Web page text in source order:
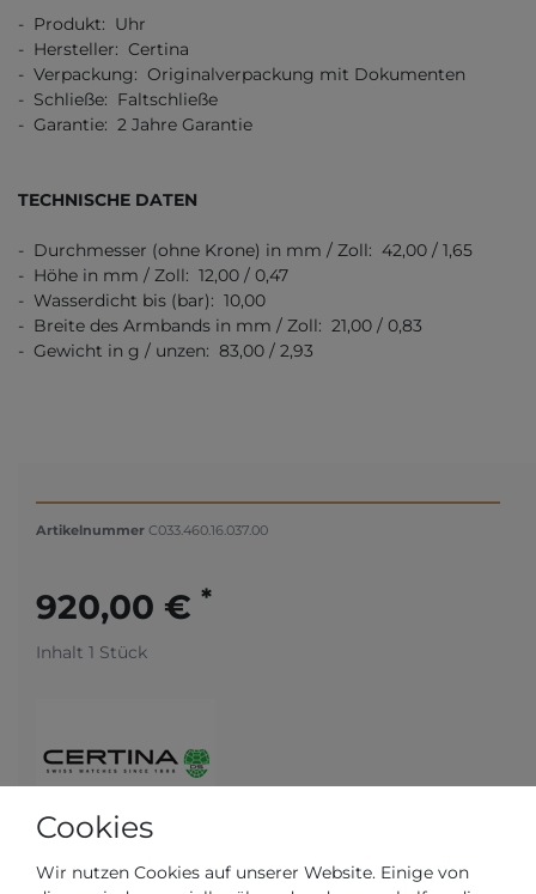
- Produkt: Uhr
- Hersteller: Certina
- Verpackung: Originalverpackung mit Dokumenten
- Schließe: Faltschließe
- Garantie: 2 Jahre Garantie
TECHNISCHE DATEN
- Durchmesser (ohne Krone) in mm / Zoll: 42,00 / 1,65
- Höhe in mm / Zoll: 12,00 / 0,47
- Wasserdicht bis (bar): 10,00
- Breite des Armbands in mm / Zoll: 21,00 / 0,83
- Gewicht in g / unzen: 83,00 / 2,93
Artikelnummer C033.460.16.037.00
920,00 € *
Inhalt 1 Stück
Cookies
Wir nutzen Cookies auf unserer Website. Einige von